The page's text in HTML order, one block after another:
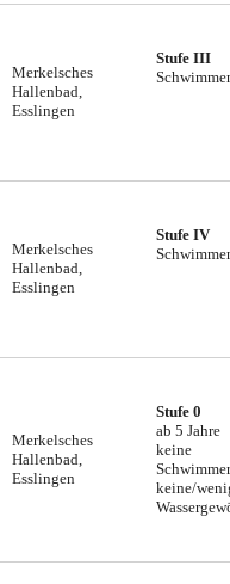
Merkelsches
Hallenbad,
Esslingen
Stufe III
Merkelsches
Hallenbad,
Esslingen
Stufe IV
Merkelsches
Hallenbad,
Esslingen
Stufe 0
ab 5 Jahre
keine
keine/